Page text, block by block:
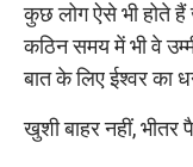
कुछ लोग ऐसे भी होते हैं
कठिन समय में भी वे
बात के लिए ईश्वर का
खुशी बाहर नहीं, भीतर